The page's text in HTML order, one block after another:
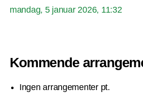
mandag, 5 januar 2026, 11:32
Kommende
Ingen arrangementer pt.